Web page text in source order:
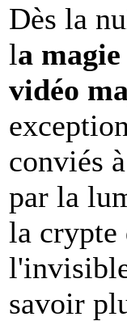
Dès la
la
vidéo
conviés à
par la
la crypte
savoir